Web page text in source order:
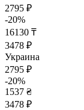
2795 ₽
-20%
16130 ₸
3478 ₽
Украина
2795 ₽
-20%
1537 ₴
3478 ₽